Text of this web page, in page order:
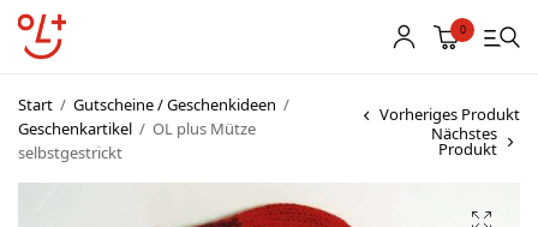
0
Start / Gutscheine / Geschenkideen /
Geschenkartikel / OL plus Mütze
selbstgestrickt
Vorheriges Produkt
Nächstes
Produkt
Shop
Vereinsbekleidung